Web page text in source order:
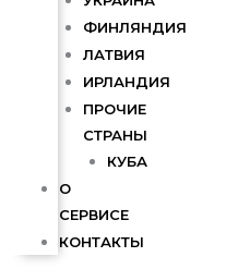
ФИНЛЯНДИЯ
ЛАТВИЯ
ИРЛАНДИЯ
ПРОЧИЕ
СТРАНЫ
КУБА
О
СЕРВИСЕ
КОНТАКТЫ